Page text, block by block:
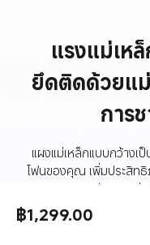
฿1,299.00
แรงแม่เห
ยึดติดด้วยแ
การ
แผงแม่เหล็กแบบกว้าง
โฟนของคุณ เพิ่มประสิทธิ
กับเคสแม่